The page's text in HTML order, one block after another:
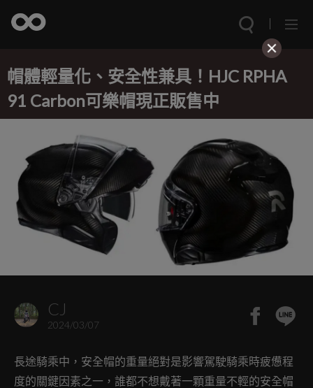
帽體輕量化、安全性兼具！HJC RPHA
91 Carbon可樂帽現正販售中
CJ
2024/03/07
長途騎乘中，安全帽的重量絕對是影響駕駛騎乘時疲憊程
度的關鍵因素之一，誰都不想戴著一顆重量不輕的安全帽